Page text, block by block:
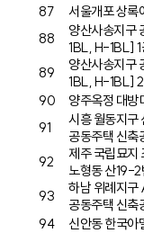
87
서울개포 상록
88
양산사송지구
1BL, H-1BL]
89
양산사송지구
1BL, H-1BL]
90
양주옥정 대방
91
시흥 월동지구
공동주택 신축
92
제주 국립묘지
노형동 산19-2
93
하남 위례지
공동주택 신축
94
신안동 한국아